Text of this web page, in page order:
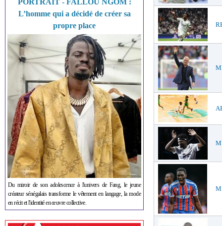
PORTRAIT - FALLOU NGOM :
L’homme qui a décidé de créer sa
propre place
Du miroir de son adolescence à l'univers de Fang, le jeune
créateur sénégalais transforme le vêtement en langage, la mode
en récit et l'identité en œuvre collective.